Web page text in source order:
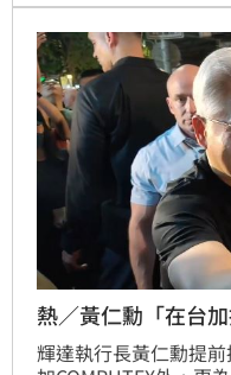
交值3063.52億元，中
濃厚避險氣氛。
熱／黃仁勳「在台
輝達執行長黃仁勳提